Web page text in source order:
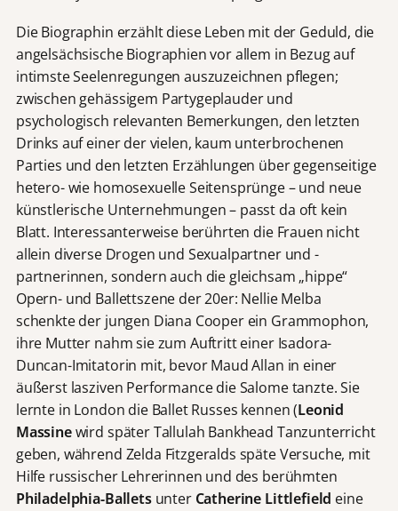
Die Biographin erzählt diese Leben mit der Geduld, die
angelsächsische Biographien vor allem in Bezug auf
intimste Seelenregungen auszuzeichnen pflegen;
zwischen gehässigem Partygeplauder und
psychologisch relevanten Bemerkungen, den letzten
Drinks auf einer der vielen, kaum unterbrochenen
Parties und den letzten Erzählungen über gegenseitige
hetero- wie homosexuelle Seitensprünge – und neue
künstlerische Unternehmungen – passt da oft kein
Blatt. Interessanterweise berührten die Frauen nicht
allein diverse Drogen und Sexualpartner und -
partnerinnen, sondern auch die gleichsam „hippe“
Opern- und Ballettszene der 20er: Nellie Melba
schenkte der jungen Diana Cooper ein Grammophon,
ihre Mutter nahm sie zum Auftritt einer Isadora-
Duncan-Imitatorin mit, bevor Maud Allan in einer
äußerst lasziven Performance die Salome tanzte. Sie
lernte in London die Ballet Russes kennen (Leonid
Massinewird später Tallulah Bankhead Tanzunterricht
geben, während Zelda Fitzgeralds späte Versuche, mit
Hilfe russischer Lehrerinnen und des berühmten
Philadelphia-Ballets unter Catherine Littlefield eine